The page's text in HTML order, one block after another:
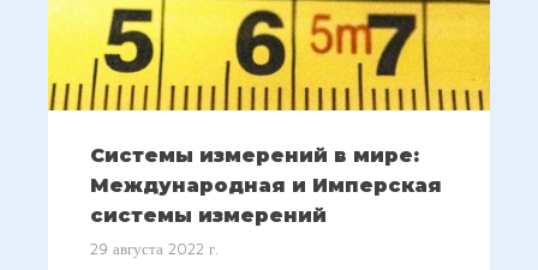
Системы измерений в мире:
Международная и Имперская
системы измерений
29 августа 2022 г.